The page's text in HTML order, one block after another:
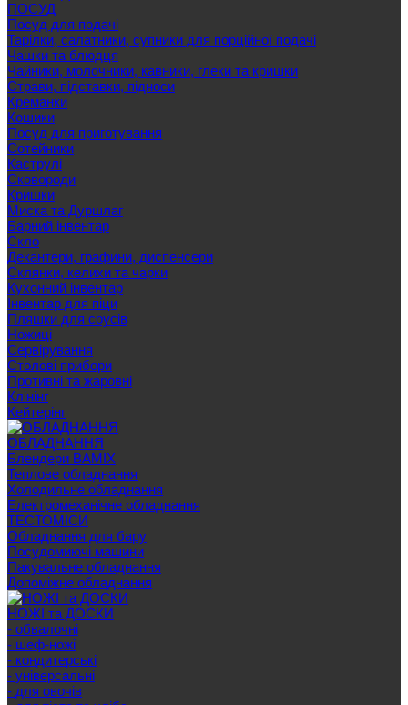
ПОСУД
Посуд для подачі
Тарілки, салатники, супники для порційної подачі
Чашки та блюдця
Чайники, молочники, кавники, глеки та кришки
Страви, підставки, підноси
Креманки
Кошики
Посуд для приготування
Сотейники
Каструлі
Сковороди
Кришки
Миска та Дуршлаг
Барний інвентар
Скло
Декантери, графини, диспенсери
Склянки, келихи та чарки
Кухонний інвентар
Інвентар для піци
Пляшки для соусів
Ножиці
Сервірування
Cтолові прибори
Противні та жаровні
Клінінг
Кейтерінг
ОБЛАДНАННЯ
Блендери BAMIX
Теплове обладнання
Холодильне обладнання
Електромеханічне обладнання
ТЕСТОМІСИ
Обладнання для бару
Посудомиючі машини
Пакувальне обладнання
Допоміжне обладнання
НОЖІ та ДОСКИ
- обвалочні
- шеф-ножі
- кондитерські
- універсальні
- для овочів